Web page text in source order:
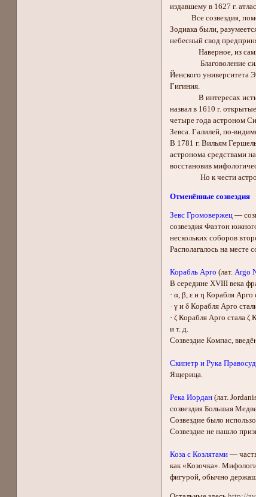
издавшему в 1627 г.
Все созвездия,
Зодиака были,
небесный свод
Наверное, из самых
Благоволение
Йенского университета
Гигиния.
В интересах истины
назвал в 1610 г.
четыре года астроном
Зевса. Галилей, по-
В 1781 г. Вильям
астронома средствами
восстановив
Но к чести
Отменённые созвездия
Зевс Громовержец —
созвездия Фаэтон
нескольких соборов
Располагалось на месте
Корабль Арго(лат.Argo
В середине XVIII века
· α, β, ε и η Корабля Арго
· γ и δ Корабля Арго
· ζ Корабля Арго стала ζ
и т. д.
Созвездие Компас,
Скипетр и Рука
Ящерица.
Река Иордан (лат.
созвездия Большая
Созвездие было
Созвездие не нашло
Коза с Козлятами —
как «Козочка».
фигурой, обычно